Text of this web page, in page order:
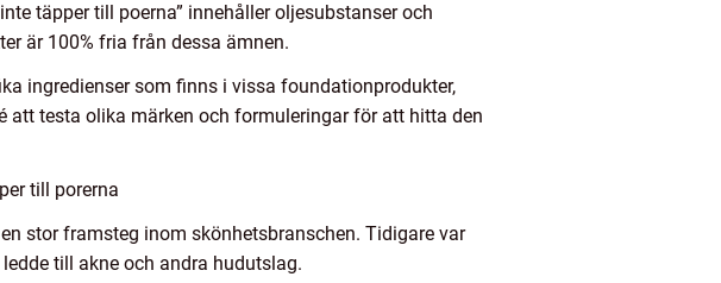
täpper till poerna” innehåller oljesubstanser och
är 100% fria från dessa ämnen.
ingredienser som finns i vissa foundationprodukter,
att testa olika märken och formuleringar för att hitta den
till porerna
stor framsteg inom skönhetsbranschen. Tidigare var
till akne och andra hudutslag.